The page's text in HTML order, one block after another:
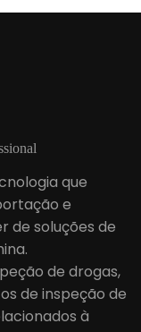
que
e
de soluções de
de drogas,
de inspeção de
à